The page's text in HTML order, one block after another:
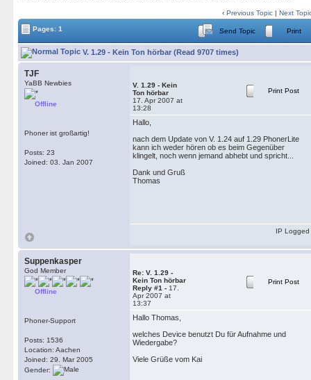
‹ Previous Topic | Next
Pages: 1 Send Topic Print
V. 1.29 - Kein Ton hörbar (Read 9707 times)
TJF
YaBB Newbies
Offline
Phoner ist großartig!
Posts: 23
Joined: 03. Jan 2007
V. 1.29 - Kein
Ton hörbar
17. Apr 2007 at
13:28
Print Post
Hallo,
nach dem Update von V. 1.24 auf 1.29 PhonerLite
kann ich weder hören ob es beim Gegenüber
klingelt, noch wenn jemand abhebt und spricht...
Dank und Gruß
Thomas
IP Logged
Suppenkasper
God Member
Offline
Phoner-Support
Posts: 1536
Location: Aachen
Joined: 29. Mar 2005
Gender:
Re: V. 1.29 -
Kein Ton hörbar
Reply #1 - 17.
Apr 2007 at
13:37
Print Post
Hallo Thomas,
welches Device benutzt Du für Aufnahme und
Wiedergabe?
Viele Grüße vom Kai